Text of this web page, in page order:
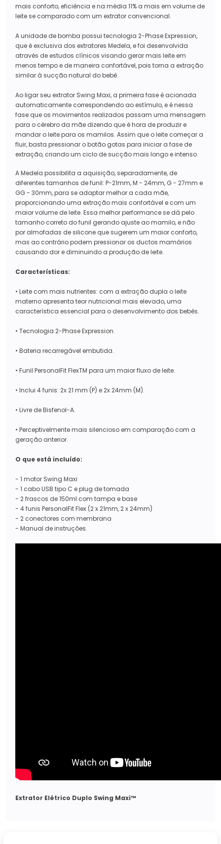
mais conforto, eficiência e na média 11% a mais em volume de
leite se comparado com um extrator convencional.
A unidade de bomba possui tecnologia 2-Phase Expression,
que é exclusiva dos extratores Medela, e foi desenvolvida
através de estudos clínicos visando gerar mais leite em
menos tempo e de maneira confortável, pois torna a extração
similar à sucção natural do bebê.
Ao ligar seu extrator Swing Maxi, a primeira fase é acionada
automaticamente correspondendo ao estímulo, e é nessa
fase que os movimentos realizados passam uma mensagem
para o cérebro da mãe dizendo que é hora de produzir e
mandar o leite para os mamilos. Assim que o leite começar a
fluir, basta pressionar o botão gotas para iniciar a fase de
extração, criando um ciclo de sucção mais longo e intenso.
A Medela possibilita a aquisição, separadamente, de
diferentes tamanhos de funil: P-21mm, M - 24mm, G - 27mm e
GG - 30mm, para se adaptar melhor a cada mãe,
proporcionando uma extração mais confortável e com um
maior volume de leite. Essa melhor performance se dá pelo
tamanho correto do funil gerando ajuste ao mamilo, e não
por almofadas de silicone que sugerem um maior conforto,
mas ao contrário podem pressionar os ductos mamários
causando dor e diminuindo a produção de leite.
Características:
• Leite com mais nutrientes: com a extração dupla o leite
materno apresenta teor nutricional mais elevado, uma
característica essencial para o desenvolvimento dos bebês.
• Tecnologia 2-Phase Expression.
• Bateria recarregável embutida.
• Funil PersonalFit FlexTM para um maior fluxo de leite.
• Inclui 4 funis: 2x 21 mm (P) e 2x 24mm (M).
• Livre de Bisfenol-A.
• Perceptivelmente mais silencioso em comparação com a
geração anterior.
O que está incluído:
- 1 motor Swing Maxi
- 1 cabo USB tipo C e plug de tomada
- 2 frascos de 150ml com tampa e base
- 4 funis PersonalFit Flex (2 x 21mm, 2 x 24mm)
- 2 conectores com membrana
- Manual de instruções.
Extrator Elétrico Duplo Swing Maxi™